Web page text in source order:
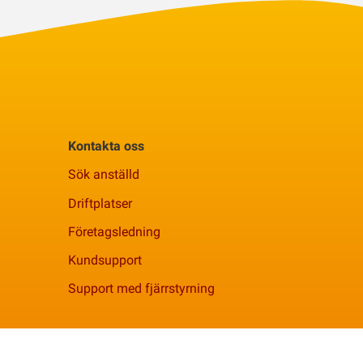
Kontakta oss
Sök anställd
Driftplatser
Företagsledning
Kundsupport
Support med fjärrstyrning